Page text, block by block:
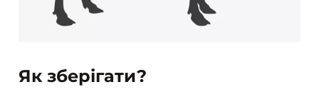
Як зберігати?